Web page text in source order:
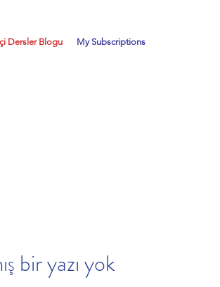
Dersler Blogu My Subscriptions
bir yazı yok